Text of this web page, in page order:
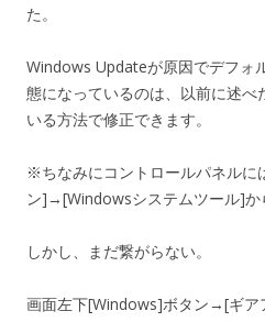
た。
Windows Updateが原因でデフォ
態になっているのは、以前に述べ
いる方法で修正できます。
※ちなみにコントロールパネルに
ン]→[Windowsシステムツール]か
しかし、まだ繋がらない。
画面左下[Windows]ボタン→[ギ